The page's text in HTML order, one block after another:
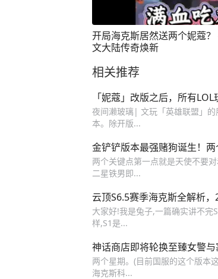
开局海克斯居然送两个妮蔻
文大陆传奇焕新
相关推荐
「妮蔻」改版之后，所有
夜间濑玻璃| 文玩「英雄联盟」
本。除开版...
金铲铲版本最强赌狗诞生！两
两个关键点第一点就是天使不要
二星铁男即...
云顶S6.5赛季海克斯全解析
大家好!我是兔子,一篇确实讲不完
样,S1是...
神话商店即将轮换至臻女警
两个星期。(目前国服的这个版本
海克斯科...